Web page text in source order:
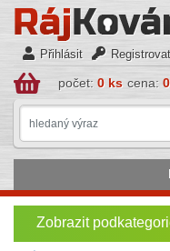
Přihlásit Registrovat
počet: 0 ks cena:
Zobrazit